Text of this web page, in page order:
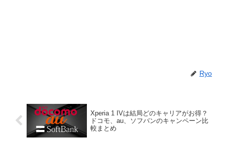
Ryo
Xperia 1 IVは結局どのキャリアがお得？
ドコモ、au、ソフバンのキャンペーン比
較まとめ